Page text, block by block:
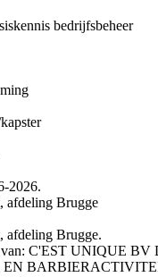
bedrijfsbeheer
2026.
afdeling Brugge
afdeling Brugge.
van: C'EST UNIQUE
EN